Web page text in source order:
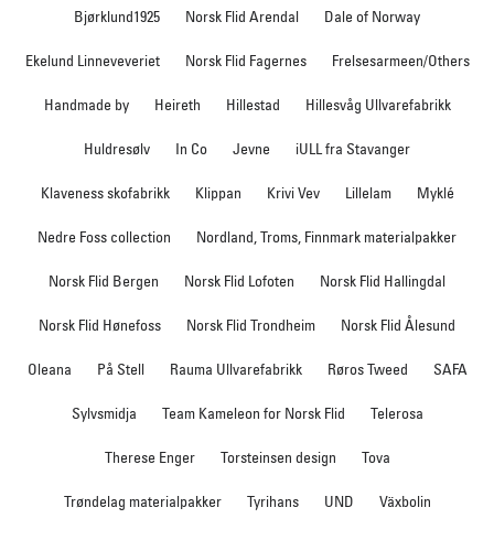
Bjørklund1925 Norsk Flid Arendal Dale of Norway
Ekelund Linneveveriet Norsk Flid Fagernes Frelsesarmeen/Others
Handmade by Heireth Hillestad Hillesvåg Ullvarefabrikk
Huldresølv In Co Jevne iULL fra Stavanger
Klaveness skofabrikk Klippan Krivi Vev Lillelam Myklé
Nedre Foss collection Nordland, Troms, Finnmark materialpakker
Norsk Flid Bergen Norsk Flid Lofoten Norsk Flid Hallingdal
Norsk Flid Hønefoss Norsk Flid Trondheim Norsk Flid Ålesund
Oleana På Stell Rauma Ullvarefabrikk Røros Tweed SAFA
Sylvsmidja Team Kameleon for Norsk Flid Telerosa
Therese Enger Torsteinsen design Tova
Trøndelag materialpakker Tyrihans UND Växbolin